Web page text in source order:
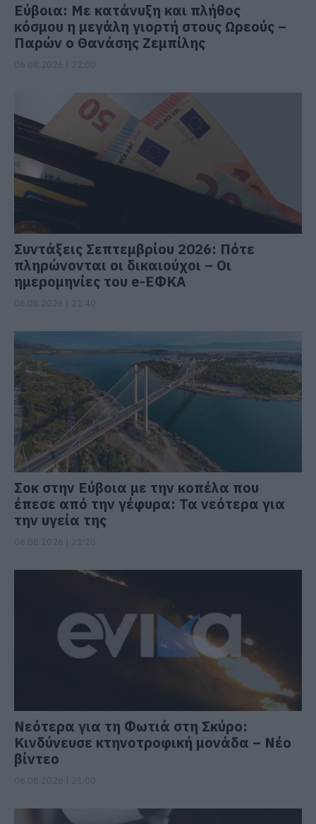
Εύβοια: Με κατάνυξη και πλήθος
κόσμου η μεγάλη γιορτή στους Ωρεούς –
Παρών ο Θανάσης Ζεμπίλης
Συντάξεις Σεπτεμβρίου 2026: Πότε
πληρώνονται οι δικαιούχοι – Οι
ημερομηνίες του e-ΕΦΚΑ
Σοκ στην Εύβοια με την κοπέλα που
έπεσε από την γέφυρα: Τα νεότερα για
την υγεία της
Νεότερα για τη Φωτιά στη Σκύρο:
Κινδύνευσε κτηνοτροφική μονάδα – Νέο
βίντεο